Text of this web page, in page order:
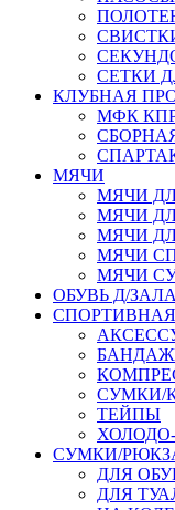
СЕТКИ
КЛУБНАЯ
МФК
МЯЧИ
МЯЧИ
МЯЧИ
МЯЧИ
МЯЧИ
МЯЧИ
ОБУВЬ Д/ЗАЛА
СУМКИ/
ТЕЙПЫ
СУМКИ/
ДЛЯ
ДЛЯ